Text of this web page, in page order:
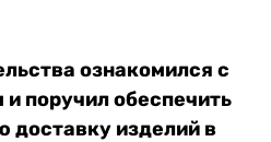
ознакомился с
поручил обеспечить
доставку изделий в